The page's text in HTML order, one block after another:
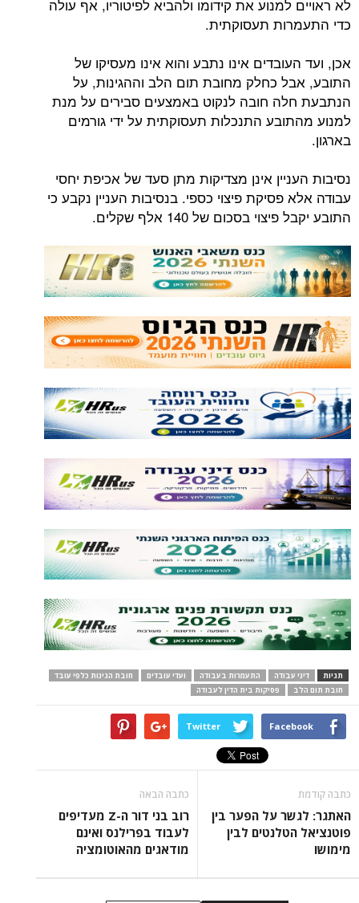
לא ראויים למנוע את קידומו ולהביא לפיטוריו, אף עולה
כדי התעמרות תעסוקתית.
אכן, ועד העובדים אינו נתבע והוא אינו מעסיקו של
התובע, אבל כחלק מחובת תום הלב וההגינות, על
הנתבעת חלה חובה לנקוט באמצעים סבירים על מנת
למנוע מהתובע התנכלות תעסוקתית על ידי גורמים
בארגון.
נסיבות העניין אינן מצדיקות מתן סעד של אכיפת יחסי
עבודה אלא פסיקת פיצוי כספי. בנסיבות העניין נקבע כי
התובע יקבל פיצוי בסכום של 140 אלף שקלים.
תגיות דיני עבודה התעמרות בעבודה ועדי עובדים
חובת הגינות כלפי עובד
חובת תום הלב
פסיקות בית הדין לעבודה
Facebook
Twitter
כתבה קודמת
האתגר: לגשר על הפער בין
פוטנציאל הטלנטים לבין
מימושו
כתבה הבאה
רוב בני דור ה-Z מעדיפים
לעבוד בפרילנס ואינם
מודאגים מהאוטומציה